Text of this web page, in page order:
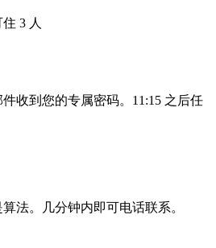
3 人
收到您的专属密码。11:15 之后任
法。几分钟内即可电话联系。